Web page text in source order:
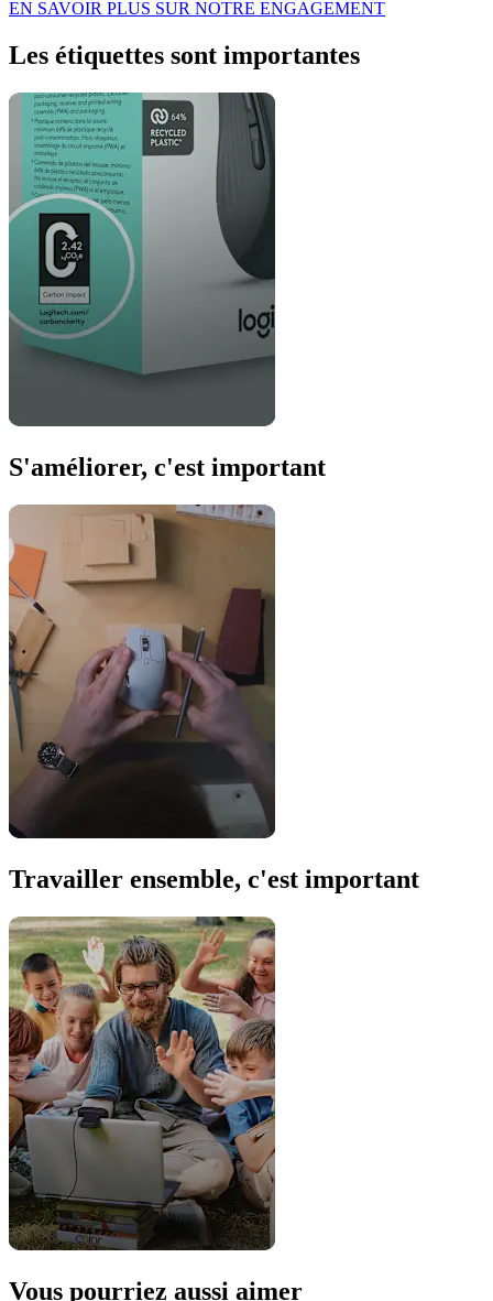
EN SAVOIR PLUS SUR NOTRE ENGAGEMENT
Les étiquettes sont importantes
S'améliorer, c'est important
Travailler ensemble, c'est important
Vous pourriez aussi aimer